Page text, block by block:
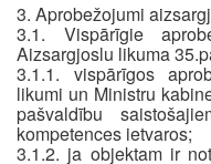
3. Aprobežojumi
3.1. Vispārīgie
Aizsargjoslu likuma
3.1.1. vispārīgos
likumi un Ministru
pašvaldību
kompetences ietvaros;
3.1.2. ja objektam ir